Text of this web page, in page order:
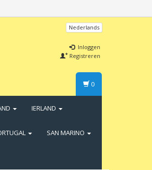
Nederlands
Inloggen
Registreren
IERLAND
SAN MARINO
0